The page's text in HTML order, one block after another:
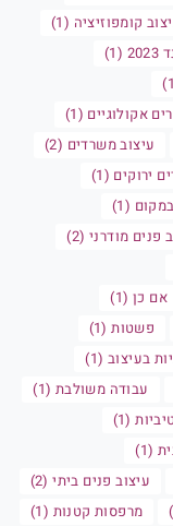
קומפוזיציה (1)
(1)
אקולוגיים (1)
עיצוב משרדים (2)
ירוקים (1)
(1)
פנים מודרני (2)
אם כן (1)
פשטות (1)
בעיצוב (1)
עבודה משולבת (1)
(1)
(1)
עיצוב פנים ביתי (2)
מרפסות קטנות (1)